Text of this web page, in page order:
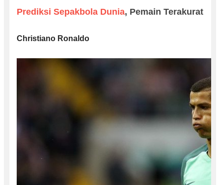
Prediksi Sepakbola Dunia, Pemain Terakurat
Christiano Ronaldo